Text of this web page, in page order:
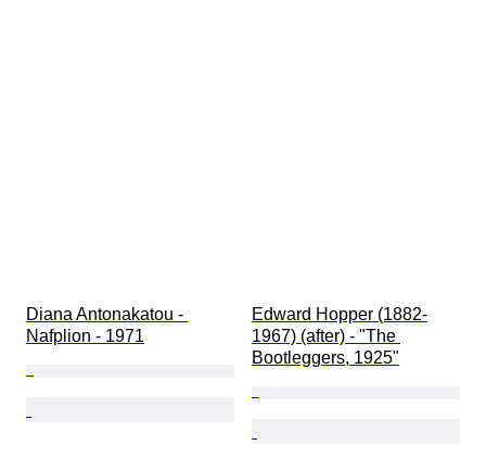
Diana Antonakatou -
Nafplion - 1971
Edward Hopper (1882-
1967) (after) - "The
Bootleggers, 1925"